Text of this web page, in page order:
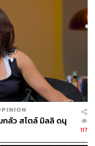
Told Me This
อน เกิดจากหลาย
ล้อม และสังคม ซึ่ง
กคุณกำลังอารมณ์ไม่ดี
ไม่ได้รับการเติมเต็ม”
ในสมอง
ารเหล่านี้เป็นก้าวแรก
ต้นคือการตั้งคำถาม
รู้สึกแบบนี้? ความคิดนี้
ะไรไปบ้าง?”
กลัว สไตล์ มิลลิ ดนุ
117